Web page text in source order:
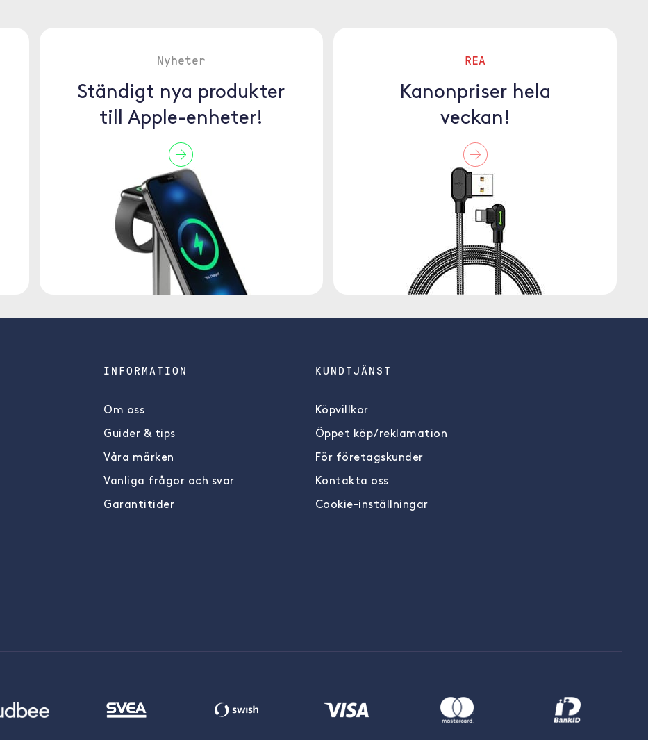
Nyheter
Ständigt nya produkter
till Apple-enheter!
REA
Kanonpriser hela
veckan!
INFORMATION
Om oss
Guider & tips
Våra märken
Vanliga frågor och svar
Garantitider
KUNDTJÄNST
Köpvillkor
Öppet köp/reklamation
För företagskunder
Kontakta oss
Cookie-inställningar